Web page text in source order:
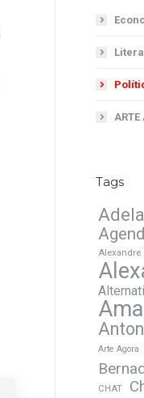
ARTE
Tags
Alexandre
Arte Agora
CHAT